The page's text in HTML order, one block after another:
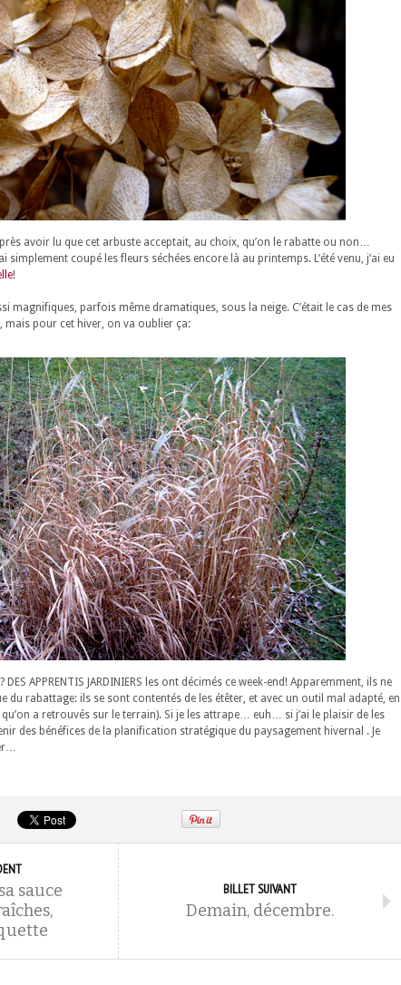
avoir lu que cet arbuste acceptait, au choix, qu’on le rabatte ou non…
simplement coupé les fleurs séchées encore là au printemps. L’été venu, j’ai eu
!
magnifiques, parfois même dramatiques, sous la neige. C’était le cas de mes
mais pour cet hiver, on va oublier ça:
APPRENTIS JARDINIERS les ont décimés ce week-end! Apparemment, ils ne
du rabattage: ils se sont contentés de les étêter, et avec un outil mal adapté, en
a retrouvés sur le terrain). Si je les attrape… euh… si j’ai le plaisir de les
des bénéfices de la planification stratégique du paysagement hivernal . Je
sauce
BILLET SUIVANT
Demain, décembre.